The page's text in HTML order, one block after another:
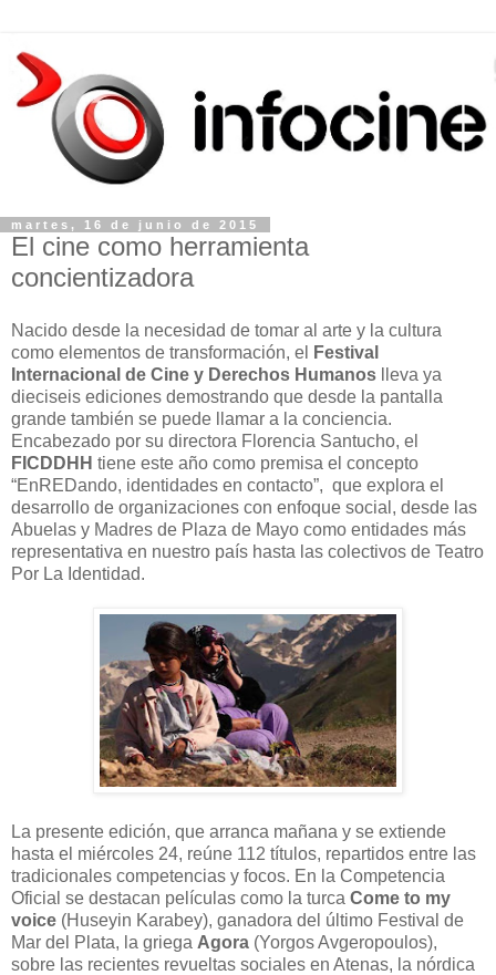
martes, 16 de junio de 2015
El cine como herramienta
concientizadora
Nacido desde la necesidad de tomar al arte y la cultura
como elementos de transformación, el
Festival
Internacional de Cine y Derechos Humanos
lleva ya
dieciseis ediciones demostrando que desde la pantalla
grande también se puede llamar a la conciencia.
Encabezado por su directora Florencia Santucho, el
FICDDHH tiene este año como premisa el concepto
“EnREDando, identidades en contacto”, que explora el
desarrollo de organizaciones con enfoque social, desde las
Abuelas y Madres de Plaza de Mayo como entidades más
representativa en nuestro país hasta las colectivos de Teatro
Por La Identidad.
La presente edición, que arranca mañana y se extiende
hasta el miércoles 24, reúne 112 títulos, repartidos entre las
tradicionales competencias y focos. En la Competencia
Oficial se destacan películas como la turca Come to my
voice (Huseyin Karabey), ganadora del último Festival de
Mar del Plata, la griega Agora (Yorgos Avgeropoulos),
sobre las recientes revueltas sociales en Atenas, la nórdica